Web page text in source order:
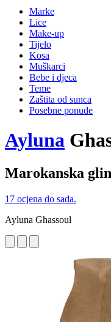
Marke
Lice
Make-up
Tijelo
Kosa
Muškarci
Bebe i djeca
Teme
Zaštita od sunca
Posebne ponude
Ayluna
Marokanska
17 ocjena do sada.
Ayluna Ghassoul